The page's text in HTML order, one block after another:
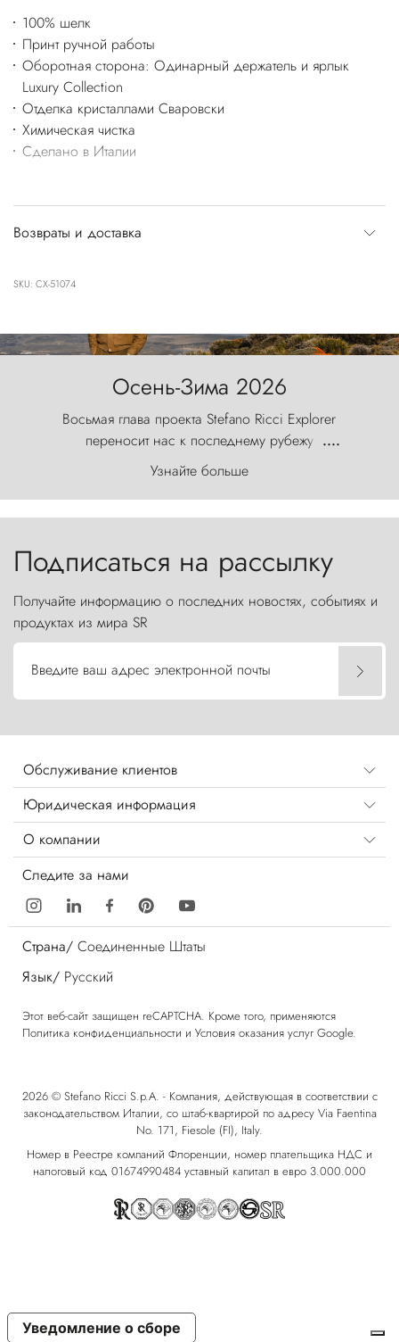
100% шелк
Принт ручной работы
Оборотная сторона: Одинарный держатель и ярлык
Luxury Collection
Отделка кристаллами Сваровски
Химическая чистка
Сделано в Италии
Возвраты и доставка
SKU: CX-51074
Осень-Зима 2026
Восьмая глава проекта Stefano Ricci Explorer
переносит нас к последнему рубежу
первозданного мира, где ветер с
первобытной яростью ваяет ландшафт, а пики
Торрес-дель-Пайне, словно каменные стражи,
....
Узнайте больше
Подписаться на рассылку
Получайте информацию о последних новостях, событиях и
продуктах из мира SR
Введите ваш адрес электронной почты
Обслуживание клиентов
Юридическая информация
О компании
Следите за нами
Страна/ Соединенные Штаты
Язык/ Русский
Этот веб-сайт защищен reCAPTCHA. Кроме того, применяются
Политика конфиденциальности и Условия оказания услуг Google.
2026 © Stefano Ricci S.p.A. - Компания, действующая в соответствии с
законодательством Италии, со штаб-квартирой по адресу Via Faentina
No. 171, Fiesole (FI), Italy.
Номер в Реестре компаний Флоренции, номер плательщика НДС и
налоговый код 01674990484 уставный капитал в евро 3.000.000
Уведомление о сборе